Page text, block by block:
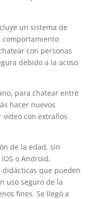
un sistema de
comportamiento
con personas
debido a la acoso
para chatear entre
hacer nuevos
video con extraños
de la edad, sin
o Android,
que pueden
uso seguro de la
fines. Se llegó a